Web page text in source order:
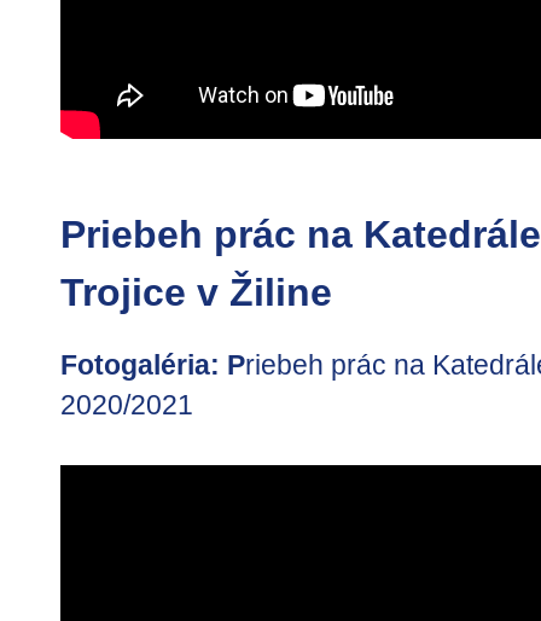
Priebeh prác na
Trojice v Žiline
Fotogaléria: Priebeh prác na
2020/2021